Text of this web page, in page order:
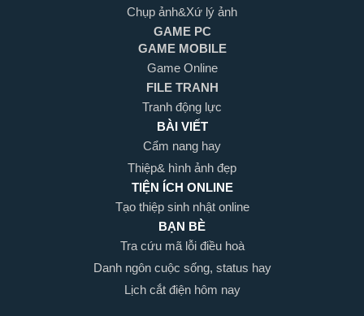
Chụp ảnh&Xứ lý ảnh
GAME PC
GAME MOBILE
Game Online
FILE TRANH
Tranh động lực
BÀI VIẾT
Cẩm nang hay
Thiệp& hình ảnh đẹp
TIỆN ÍCH ONLINE
Tạo thiệp sinh nhật online
BẠN BÈ
Tra cứu mã lỗi điều hoà
Danh ngôn cuộc sống, status hay
Lịch cắt điện hôm nay